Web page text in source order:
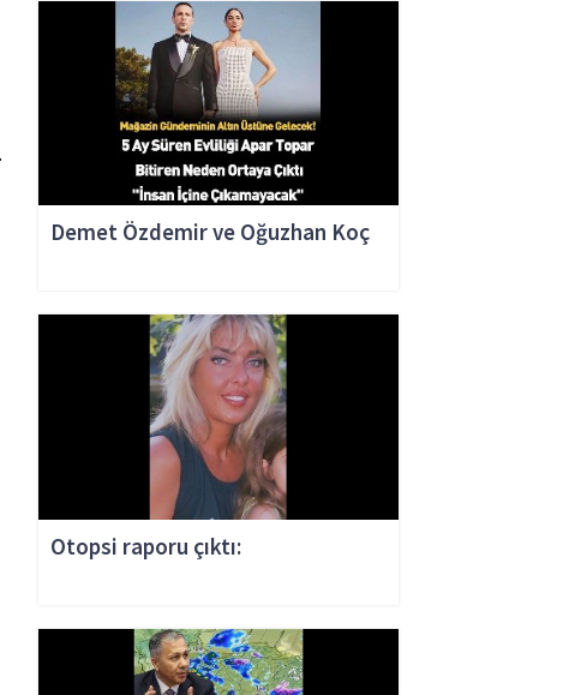
Demet Özdemir ve Oğuzhan Koç
Otopsi raporu çıktı: